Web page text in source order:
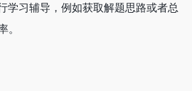
学习辅导，例如获取解题思路或者总
。